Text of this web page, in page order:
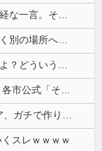
スレｗｗｗｗ